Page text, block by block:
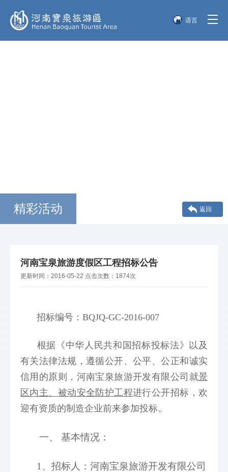
语言
精彩活动 返回
河南宝泉旅游度假区工程招标公告
更新时间： 2016-05-22 点击次数： 1874次
招标编号：BQJQ-GC-2016-007
根据《中华人民共和国招标投标法》以及
有关法律法规，遵循公开、公平、公正和诚实
信用的原则，河南宝泉旅游开发有限公司就景
区内主、被动安全防护工程进行公开招标，欢
迎有资质的制造企业前来参加投标。
一、 基本情况：
1、招标人：河南宝泉旅游开发有限公司